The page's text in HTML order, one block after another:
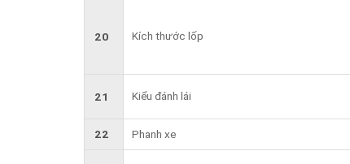
20 Kích thước lốp
21 Kiểu đánh lái
22 Phanh xe